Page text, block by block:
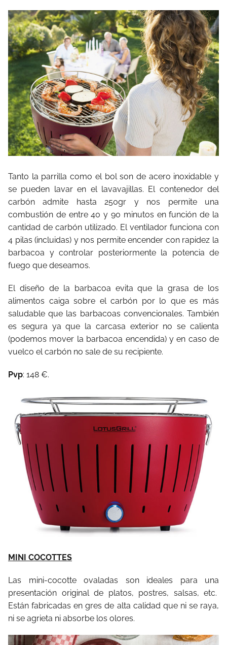
Tanto la parrilla como el bol son de acero inoxidable y
se pueden lavar en el lavavajillas. El contenedor del
carbón admite hasta 250gr y nos permite una
combustión de entre 40 y 90 minutos en función de la
cantidad de carbón utilizado. El ventilador funciona con
4 pilas (incluidas) y nos permite encender con rapidez la
barbacoa y controlar posteriormente la potencia de
fuego que deseamos.
El diseño de la barbacoa evita que la grasa de los
alimentos caiga sobre el carbón por lo que es más
saludable que las barbacoas convencionales. También
es segura ya que la carcasa exterior no se calienta
(podemos mover la barbacoa encendida) y en caso de
vuelco el carbón no sale de su recipiente.
Pvp: 148 €.
MINI COCOTTES
Las mini-cocotte ovaladas son ideales para una
presentación original de platos, postres, salsas, etc.
Están fabricadas en gres de alta calidad que ni se raya,
ni se agrieta ni absorbe los olores.